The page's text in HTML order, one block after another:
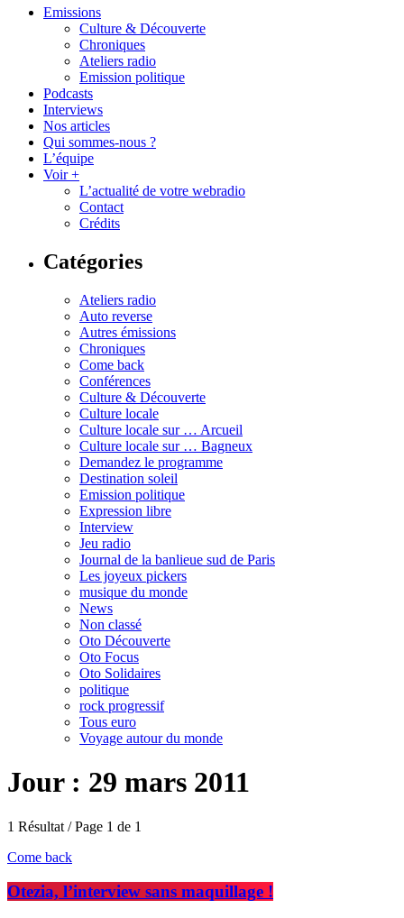
Emissions
Culture & Découverte
Chroniques
Ateliers radio
Emission politique
Podcasts
Interviews
Nos articles
Qui sommes-nous ?
L’équipe
Voir +
L’actualité de votre webradio
Contact
Crédits
Catégories
Ateliers radio
Auto reverse
Autres émissions
Chroniques
Come back
Conférences
Culture & Découverte
Culture locale
Culture locale sur … Arcueil
Culture locale sur … Bagneux
Demandez le programme
Destination soleil
Emission politique
Expression libre
Interview
Jeu radio
Journal de la banlieue sud de Paris
Les joyeux pickers
musique du monde
News
Non classé
Oto Découverte
Oto Focus
Oto Solidaires
politique
rock progressif
Tous euro
Voyage autour du monde
Jour : 29 mars 2011
1 Résultat / Page 1 de 1
Come back
Otezia, l’interview sans maquillage !